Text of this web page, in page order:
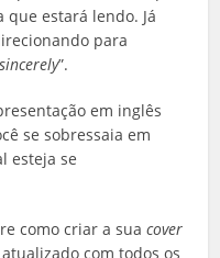
que estará lendo. Já
para
”.
em inglês
se sobressaia em
esteja se
como criar a suacover
com todos os